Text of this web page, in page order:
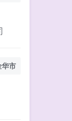
华市